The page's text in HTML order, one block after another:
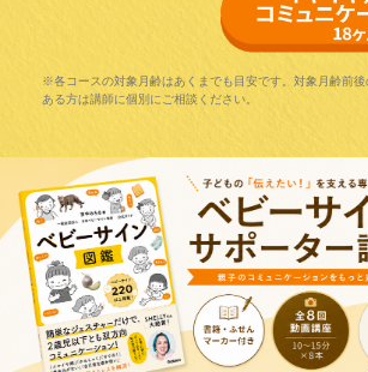
※各コースの対象月齢はあくまでも目安です。対象月齢前
ある方は講師に個別にご相談ください。